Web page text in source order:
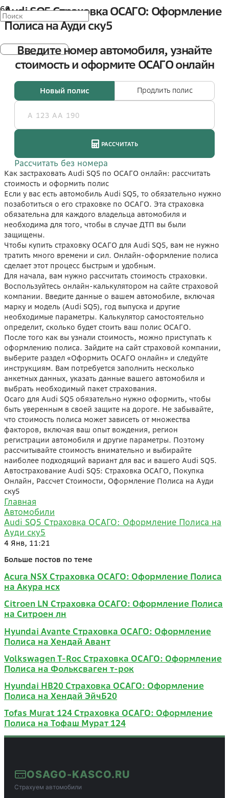
Audi SQ5 Страховка ОСАГО: Оформление
Полиса на Ауди ску5
Как застраховать Audi SQ5 по ОСАГО онлайн: рассчитать
стоимость и оформить полис
Если у вас есть автомобиль Audi SQ5, то обязательно нужно
позаботиться о его страховке по ОСАГО. Эта страховка
обязательна для каждого владельца автомобиля и
необходима для того, чтобы в случае ДТП вы были
защищены.
Чтобы купить страховку ОСАГО для Audi SQ5, вам не нужно
тратить много времени и сил. Онлайн-оформление полиса
сделает этот процесс быстрым и удобным.
Для начала, вам нужно рассчитать стоимость страховки.
Воспользуйтесь онлайн-калькулятором на сайте страховой
компании. Введите данные о вашем автомобиле, включая
марку и модель (Audi SQ5), год выпуска и другие
необходимые параметры. Калькулятор самостоятельно
определит, сколько будет стоить ваш полис ОСАГО.
После того как вы узнали стоимость, можно приступать к
оформлению полиса. Зайдите на сайт страховой компании,
выберите раздел «Оформить ОСАГО онлайн» и следуйте
инструкциям. Вам потребуется заполнить несколько
анкетных данных, указать данные вашего автомобиля и
выбрать необходимый пакет страхования.
Осаго для Audi SQ5 обязательно нужно оформить, чтобы
быть уверенным в своей защите на дороге. Не забывайте,
что стоимость полиса может зависеть от множества
факторов, включая ваш опыт вождения, регион
регистрации автомобиля и другие параметры. Поэтому
рассчитывайте стоимость внимательно и выбирайте
наиболее подходящий вариант для вас и вашего Audi SQ5.
Автострахование Audi SQ5: Страховка ОСАГО, Покупка
Онлайн, Рассчет Стоимости, Оформление Полиса на Ауди
ску5
Главная
Автомобили
Audi SQ5 Страховка ОСАГО: Оформление Полиса на
Ауди ску5
4 Янв, 11:21
Больше постов по теме
Acura NSX Страховка ОСАГО: Оформление Полиса
на Акура нсх
Citroen LN Страховка ОСАГО: Оформление Полиса
на Ситроен лн
Hyundai Avante Страховка ОСАГО: Оформление
Полиса на Хендай Авант
Volkswagen T-Roc Страховка ОСАГО: Оформление
Полиса на Фольксваген т-рок
Hyundai HB20 Страховка ОСАГО: Оформление
Полиса на Хендай ЭйчБ20
Tofas Murat 124 Страховка ОСАГО: Оформление
Полиса на Тофаш Мурат 124
OSAGO-KASCO.RU
Страхуем автомобили